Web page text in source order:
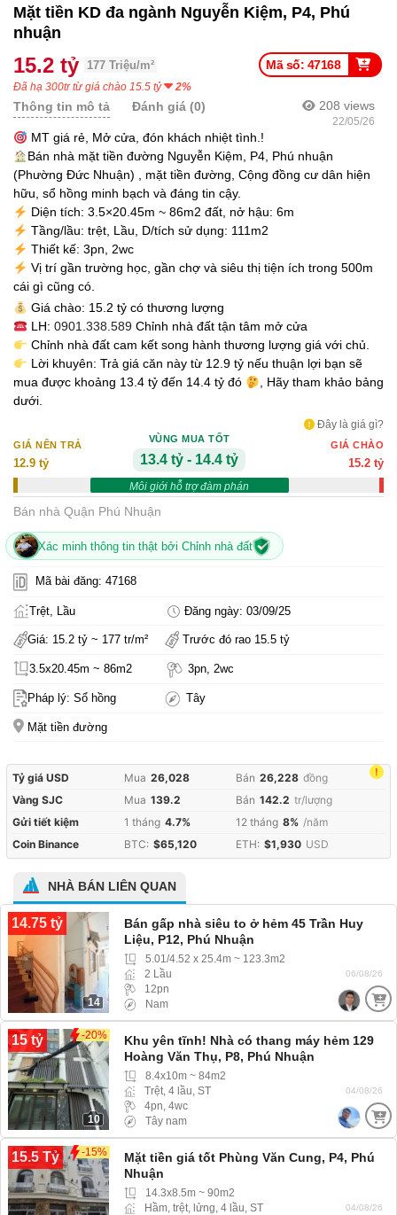
Mặt tiền KD đa ngành Nguyễn Kiệm, P4, Phú
nhuận
Mã số: 47168
15.2 tỷ 177 Triệu/m²
Đã hạ 300tr từ giá chào 15.5 tỷ 2%
208 views
22/05/26
Thông tin mô tả Đánh giá (0)
MT giá rẻ, Mở cửa, đón khách nhiệt tình.!
Bán nhà mặt tiền đường Nguyễn Kiệm, P4, Phú nhuận
(Phường Đức Nhuận) , mặt tiền đường, Cộng đồng cư dân hiện
hữu, sổ hồng minh bạch và đáng tin cậy.
Diện tích: 3.5×20.45m ~ 86m2 đất, nở hậu: 6m
Tầng/lầu: trệt, Lầu, D/tích sử dụng: 111m2
Thiết kế: 3pn, 2wc
Vị trí gần trường học, gần chợ và siêu thị tiện ích trong 500m
cái gì cũng có.
Giá chào: 15.2 tỷ có thương lượng
LH: 0901.338.589Chỉnh nhà đất tận tâm mở cửa
Chỉnh nhà đất cam kết song hành thương lượng giá với chủ.
Lời khuyên: Trả giá căn này từ 12.9 tỷ nếu thuận lợi bạn sẽ
mua được khoảng 13.4 tỷ đến 14.4 tỷ đó
, Hãy tham khảo bảng
dưới.
Đây là giá gì?
GIÁ NÊN TRẢ
12.9 tỷ
VÙNG MUA TỐT
13.4 tỷ - 14.4 tỷ
Môi giới hỗ trợ đàm phán
GIÁ CHÀO
15.2 tỷ
Bán nhà Quận Phú Nhuận
Xác minh thông tin thật bởi Chỉnh nhà đất
Mã bài đăng: 47168
Trệt, Lầu Đăng ngày: 03/09/25
Giá: 15.2 tỷ ~ 177 tr/m² Trước đó rao 15.5 tỷ
3.5x20.45m ~ 86m2 3pn, 2wc
Pháp lý: Sổ hồng Tây
Mặt tiền đường
!
Tỷ giá USD Mua 26,028 Bán 26,228 đồng
Vàng SJC
Mua 139.2 Bán 142.2 tr/lượng
Gửi tiết kiệm
1 tháng 4.7% 12 tháng 8% /năm
Coin Binance
BTC: $65,120 ETH: $1,930 USD
NHÀ BÁN LIÊN QUAN
14.75 tỷ
14
Bán gấp nhà siêu to ở hẻm 45 Trần Huy
Liệu, P12, Phú Nhuận
5.01/4.52 x 25.4m ~ 123.3m2
2 Lầu
12pn
Nam
06/08/26
15 tỷ -20%
10
Khu yên tĩnh! Nhà có thang máy hẻm 129
Hoàng Văn Thụ, P8, Phú Nhuận
8.4x10m ~ 84m2
Trệt, 4 lầu, ST
4pn, 4wc
Tây nam
04/08/26
15.5 Tỷ -15%
Mặt tiền giá tốt Phùng Văn Cung, P4, Phú
Nhuận
14.3x8.5m ~ 90m2
Hầm, trệt, lửng, 4 lầu, ST
04/08/26